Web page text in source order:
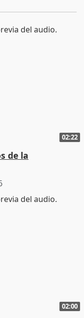
02:22
de la
02:00